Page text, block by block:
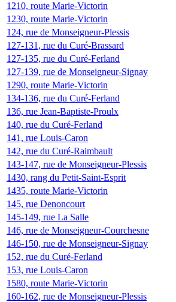
1210, route Marie-Victorin
1230, route Marie-Victorin
124, rue de Monseigneur-Plessis
127-131, rue du Curé-Brassard
127-135, rue du Curé-Ferland
127-139, rue de Monseigneur-Signay
1290, route Marie-Victorin
134-136, rue du Curé-Ferland
136, rue Jean-Baptiste-Proulx
140, rue du Curé-Ferland
141, rue Louis-Caron
142, rue du Curé-Raimbault
143-147, rue de Monseigneur-Plessis
1430, rang du Petit-Saint-Esprit
1435, route Marie-Victorin
145, rue Denoncourt
145-149, rue La Salle
146, rue de Monseigneur-Courchesne
146-150, rue de Monseigneur-Signay
152, rue du Curé-Ferland
153, rue Louis-Caron
1580, route Marie-Victorin
160-162, rue de Monseigneur-Plessis